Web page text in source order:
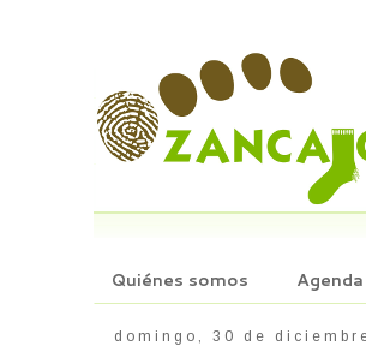
Quiénes somos Agenda
domingo, 30 de